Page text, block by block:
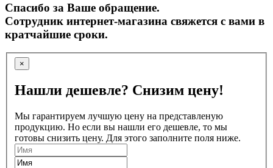
Спасибо за Ваше обращение.
Сотрудник интернет-магазина свяжется с вами в
кратчайшие сроки.
×
Нашли дешевле? Снизим цену!
Мы гарантируем лучшую цену на представленую
продукцию. Но если вы нашли его дешевле, то мы
готовы снизить цену. Для этого заполните поля ниже.